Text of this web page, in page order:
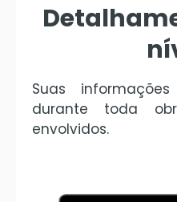
Suas
durante toda
envolvidos.